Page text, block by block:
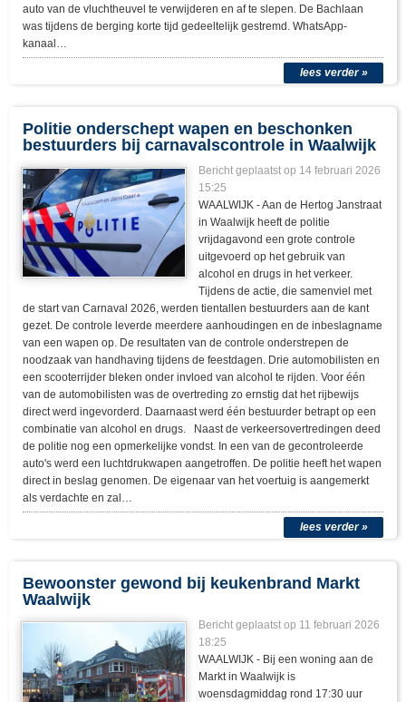
auto van de vluchtheuvel te verwijderen en af te slepen. De Bachlaan
was tijdens de berging korte tijd gedeeltelijk gestremd. WhatsApp-
kanaal…
lees verder »
Politie onderschept wapen en beschonken
bestuurders bij carnavalscontrole in Waalwijk
Bericht geplaatst op 14 februari 2026
15:25
WAALWIJK - Aan de Hertog Janstraat
in Waalwijk heeft de politie
vrijdagavond een grote controle
uitgevoerd op het gebruik van
alcohol en drugs in het verkeer.
Tijdens de actie, die samenviel met
de start van Carnaval 2026, werden tientallen bestuurders aan de kant
gezet. De controle leverde meerdere aanhoudingen en de inbeslagname
van een wapen op. De resultaten van de controle onderstrepen de
noodzaak van handhaving tijdens de feestdagen. Drie automobilisten en
een scooterrijder bleken onder invloed van alcohol te rijden. Voor één
van de automobilisten was de overtreding zo ernstig dat het rijbewijs
direct werd ingevorderd. Daarnaast werd één bestuurder betrapt op een
combinatie van alcohol en drugs. Naast de verkeersovertredingen deed
de politie nog een opmerkelijke vondst. In een van de gecontroleerde
auto's werd een luchtdrukwapen aangetroffen. De politie heeft het wapen
direct in beslag genomen. De eigenaar van het voertuig is aangemerkt
als verdachte en zal…
lees verder »
Bewoonster gewond bij keukenbrand Markt
Waalwijk
Bericht geplaatst op 11 februari 2026
18:25
WAALWIJK - Bij een woning aan de
Markt in Waalwijk is
woensdagmiddag rond 17:30 uur